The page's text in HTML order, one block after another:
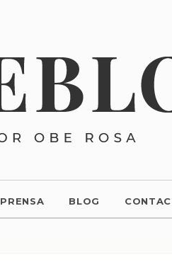
PRENSA BLOG